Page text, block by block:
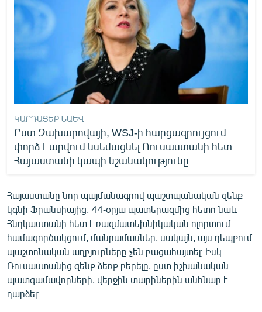
ԿԱՐԴԱՑԵՔ ՆԱԵՎ
Ըստ Զախարովայի, WSJ-ի հարցազրույցում
փորձ է արվում նսեմացնել Ռուսաստանի հետ
Հայաստանի կապի նշանակությունը
Հայաստանը նոր պայմանագրով պաշտպանական զենք
կգնի Ֆրանսիայից, 44-օրյա պատերազմից հետո նաև
Հնդկաստանի հետ է ռազմատեխնիկական ոլորտում
համագործակցում, մանրամասներ, սակայն, այս դեպքում
պաշտոնական աղբյուրները չեն բացահայտել։ Իսկ
Ռուսաստանից զենք ձեռք բերելը, ըստ իշխանական
պատգամավորների, վերջին տարիներին անհնար է
դարձել։